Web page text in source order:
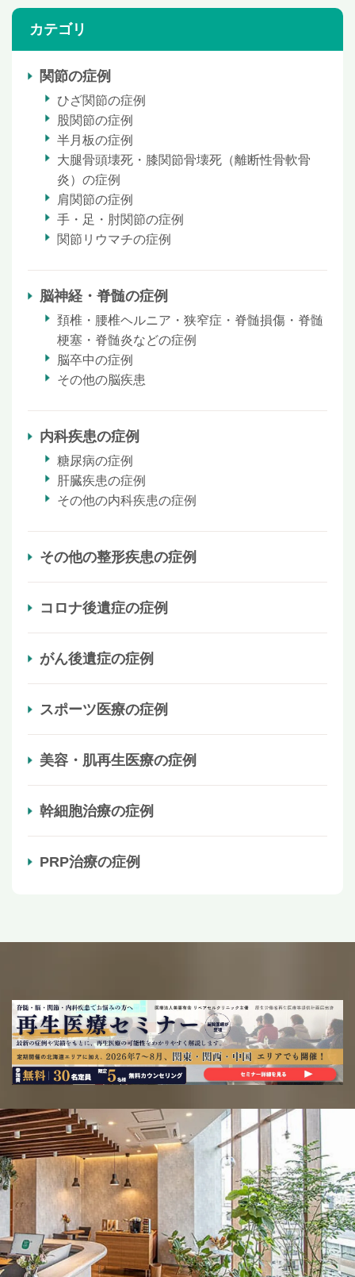
カテゴリ
関節の症例
ひざ関節の症例
股関節の症例
半月板の症例
大腿骨頭壊死・膝関節骨壊死（離断性骨軟骨
炎）の症例
肩関節の症例
手・足・肘関節の症例
関節リウマチの症例
脳神経・脊髄の症例
頚椎・腰椎ヘルニア・狭窄症・脊髄損傷・脊髄
梗塞・脊髄炎などの症例
脳卒中の症例
その他の脳疾患
内科疾患の症例
糖尿病の症例
肝臓疾患の症例
その他の内科疾患の症例
その他の整形疾患の症例
コロナ後遺症の症例
がん後遺症の症例
スポーツ医療の症例
美容・肌再生医療の症例
幹細胞治療の症例
PRP治療の症例